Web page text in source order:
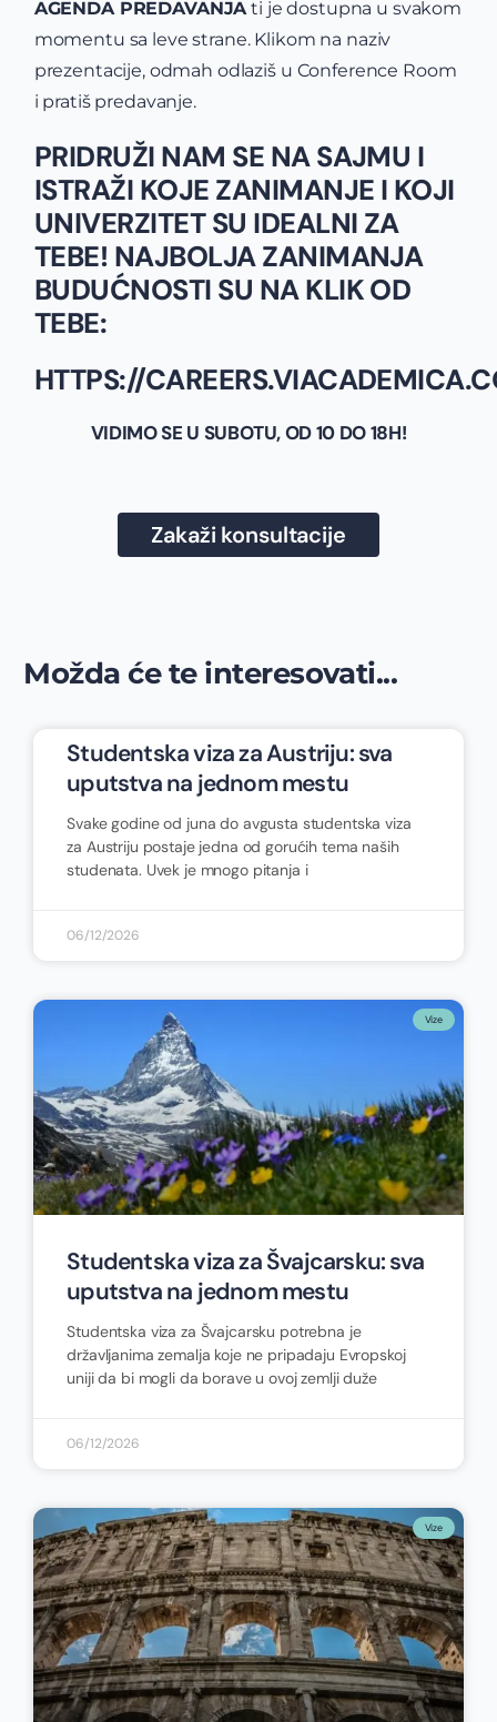
AGENDA PREDAVANJAti je dostupna u svakom
momentu sa leve strane. Klikom na naziv
prezentacije, odmah odlaziš u Conference Room
i pratiš predavanje.
PRIDRUŽI NAM SE NA SAJMU I
ISTRAŽI KOJE ZANIMANJE I KOJI
UNIVERZITET SU IDEALNI ZA
TEBE! NAJBOLJA ZANIMANJA
BUDUĆNOSTI SU NA KLIK OD
TEBE:
HTTPS://
VIDIMO SE U SUBOTU, OD 10 DO 18H!
Zakaži konsultacije
Možda će te interesovati...
Studentska viza za Austriju: sva
uputstva na jednom mestu
Svake godine od juna do avgusta studentska viza
za Austriju postaje jedna od gorućih tema naših
studenata. Uvek je mnogo pitanja i
06/12/2026
Vize
Studentska viza za Švajcarsku: sva
uputstva na jednom mestu
Studentska viza za Švajcarsku potrebna je
državljanima zemalja koje ne pripadaju Evropskoj
uniji da bi mogli da borave u ovoj zemlji duže
06/12/2026
Vize